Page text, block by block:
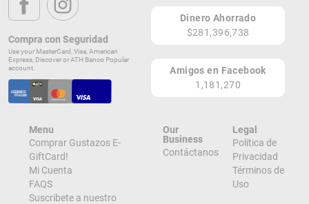
Lugares de Redención
¡Ver todos en el Mapa!
Las MX
Ciudad de México
MX
¡Localizar en el Mapa!
Compra con Seguridad
Use your MasterCard, Visa, American
Express, Discover or ATH Banco Popular
account.
Dinero Ahorrado
$281,396,738
Amigos en Facebook
1,181,270
Menu
Comprar Gustazos E-
GiftCard!
Mi Cuenta
FAQS
Suscribete a nuestro
Our
Business
Contáctanos
Legal
Política de
Privacidad
Términos de
Uso